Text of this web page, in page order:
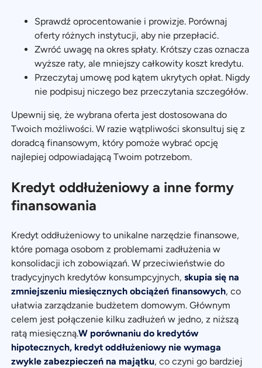
Sprawdź oprocentowanie i prowizje. Porównaj
oferty różnych instytucji, aby nie przepłacić.
Zwróć uwagę na okres spłaty. Krótszy czas oznacza
wyższe raty, ale mniejszy całkowity koszt kredytu.
Przeczytaj umowę pod kątem ukrytych opłat. Nigdy
nie podpisuj niczego bez przeczytania szczegółów.
Upewnij się, że wybrana oferta jest dostosowana do
Twoich możliwości. W razie wątpliwości skonsultuj się z
doradcą finansowym, który pomoże wybrać opcję
najlepiej odpowiadającą Twoim potrzebom.
Kredyt oddłużeniowy a inne formy
finansowania
Kredyt oddłużeniowy to unikalne narzędzie finansowe,
które pomaga osobom z problemami zadłużenia w
konsolidacji ich zobowiązań. W przeciwieństwie do
tradycyjnych kredytów konsumpcyjnych,skupia się na
zmniejszeniu miesięcznych obciążeń finansowych, co
ułatwia zarządzanie budżetem domowym. Głównym
celem jest połączenie kilku zadłużeń w jedno, z niższą
ratą miesięczną.W porównaniu do kredytów
hipotecznych, kredyt oddłużeniowy nie wymaga
zwykle zabezpieczeń na majątku, co czyni go bardziej